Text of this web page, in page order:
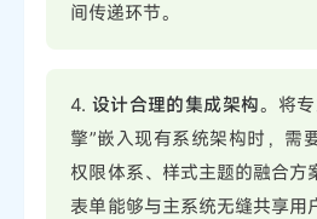
间传递环节。
4. 设计合理的集成架构。将
擎”嵌入现有系统架构时，需
权限体系、样式主题的融合方
表单能够与主系统无缝共享用